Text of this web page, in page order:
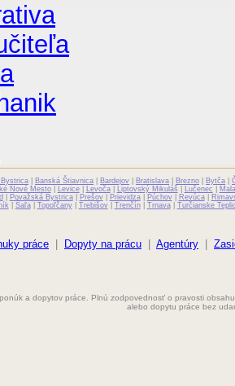
Banská Štiavnica Bardejov Bratislava Brezno Bytča |
Nové Mesto| Levice| Levoča| Liptovský Mikuláš Lučenec
Považská Bystrica| Prešov| Prievidza| Púchov| Revúca|
Šaľa| Topoľčany| Trebišov| Trenčín| Trnava| Turčianske
práce Dopyty na prácu Agentúry
a dopytov práce. Plnú zodpovednosť o pravosti
alebo dopytu práce bez